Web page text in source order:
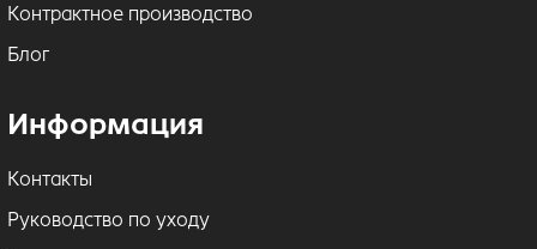
Контрактное производство
Блог
Информация
Контакты
Руководство по уходу